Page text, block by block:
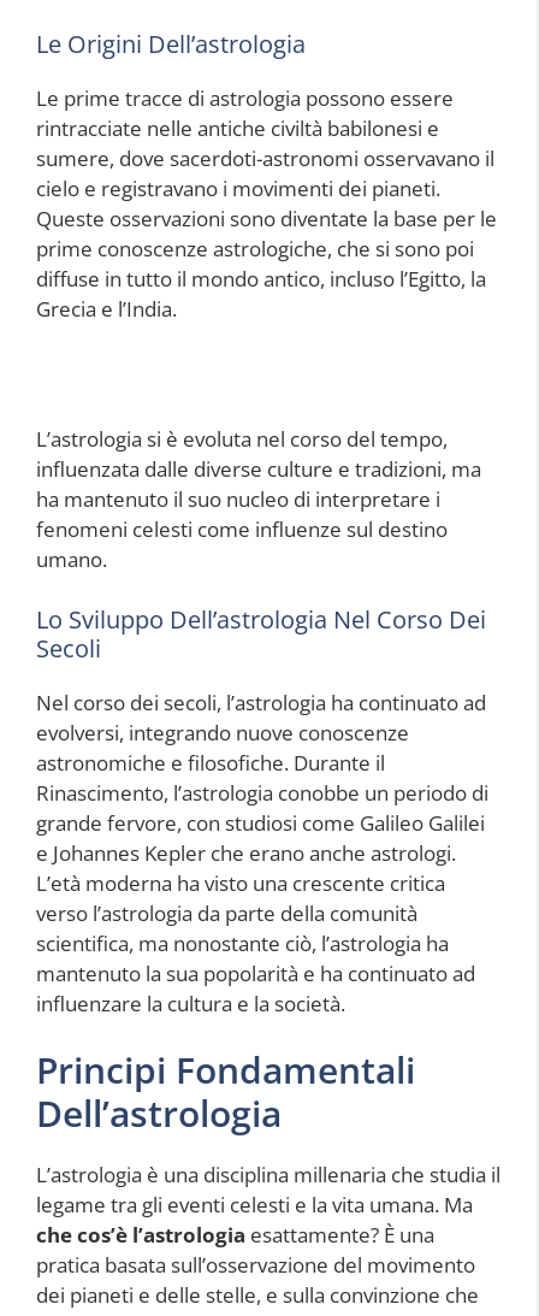
Le Origini Dell’astrologia
Le prime tracce di astrologia possono essere
rintracciate nelle antiche civiltà babilonesi e
sumere, dove sacerdoti-astronomi osservavano il
cielo e registravano i movimenti dei pianeti.
Queste osservazioni sono diventate la base per le
prime conoscenze astrologiche, che si sono poi
diffuse in tutto il mondo antico, incluso l’Egitto, la
Grecia e l’India.
L’astrologia si è evoluta nel corso del tempo,
influenzata dalle diverse culture e tradizioni, ma
ha mantenuto il suo nucleo di interpretare i
fenomeni celesti come influenze sul destino
umano.
Lo Sviluppo Dell’astrologia Nel Corso Dei
Secoli
Nel corso dei secoli, l’astrologia ha continuato ad
evolversi, integrando nuove conoscenze
astronomiche e filosofiche. Durante il
Rinascimento, l’astrologia conobbe un periodo di
grande fervore, con studiosi come Galileo Galilei
e Johannes Kepler che erano anche astrologi.
L’età moderna ha visto una crescente critica
verso l’astrologia da parte della comunità
scientifica, ma nonostante ciò, l’astrologia ha
mantenuto la sua popolarità e ha continuato ad
influenzare la cultura e la società.
Principi Fondamentali
Dell’astrologia
L’astrologia è una disciplina millenaria che studia il
legame tra gli eventi celesti e la vita umana. Ma
che cos’è l’astrologia esattamente? È una
pratica basata sull’osservazione del movimento
dei pianeti e delle stelle, e sulla convinzione che